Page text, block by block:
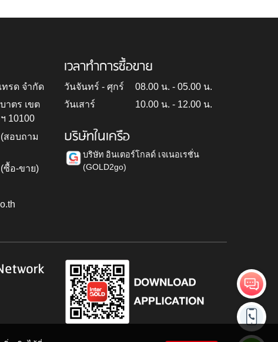
ทรด จำกัด
าตร เขต
10100
สอบถาม
ซื้อ-ขาย)
เวลาทำการซื้อขาย
วันจันทร์ - ศุกร์
08.00 น. - 05.00 น.
วันเสาร์
10.00 น. - 12.00 น.
บริษัทในเครือ
บริษัท อินเตอร์โกลด์ เจเนอเรชั่น
(GOLD2go)